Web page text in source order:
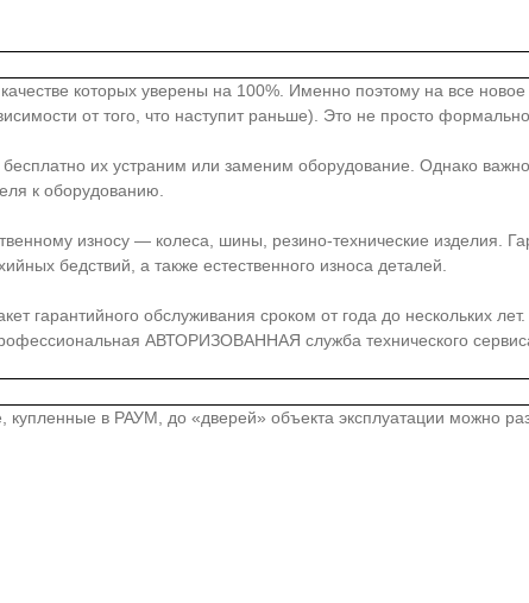
которых уверены на 100%. Именно поэтому на все
от того, что наступит раньше). Это не просто
их устраним или заменим оборудование. Однако
к оборудованию.
износу — колеса, шины, резино-технические изделия.
бедствий, а также естественного износа деталей.
гарантийного обслуживания сроком от года до нескольких
АВТОРИЗОВАННАЯ служба технического
купленные в РАУМ, до «дверей» объекта эксплуатации можно